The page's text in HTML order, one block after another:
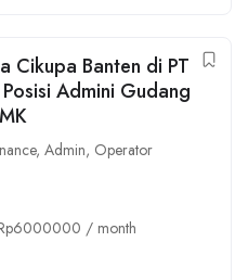
Cikupa Banten di PT
Admini Gudang
, Admin, Operator
6000000 / month